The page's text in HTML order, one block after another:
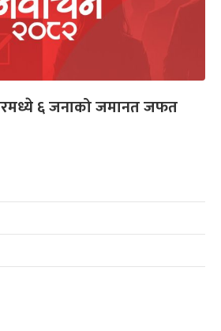
६ जनाको जमानत जफत